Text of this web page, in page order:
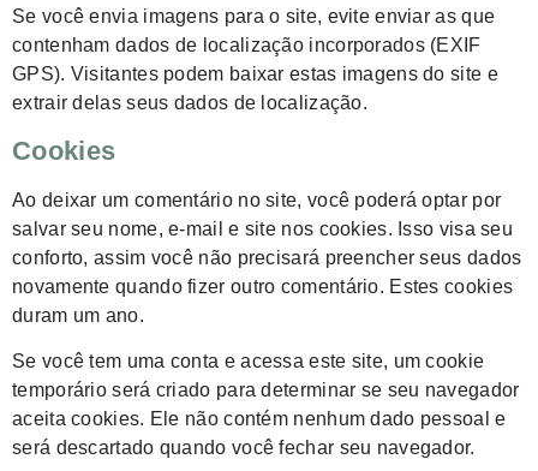
Se você envia imagens para o site, evite enviar as que
contenham dados de localização incorporados (EXIF
GPS). Visitantes podem baixar estas imagens do site e
extrair delas seus dados de localização.
Cookies
Ao deixar um comentário no site, você poderá optar por
salvar seu nome, e-mail e site nos cookies. Isso visa seu
conforto, assim você não precisará preencher seus dados
novamente quando fizer outro comentário. Estes cookies
duram um ano.
Se você tem uma conta e acessa este site, um cookie
temporário será criado para determinar se seu navegador
aceita cookies. Ele não contém nenhum dado pessoal e
será descartado quando você fechar seu navegador.